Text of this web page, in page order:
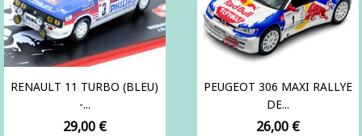
RENAULT 11 TURBO (BLEU)
-...
Prix
29,00 €
PEUGEOT 306 MAXI RALLYE
DE...
Prix
26,00 €